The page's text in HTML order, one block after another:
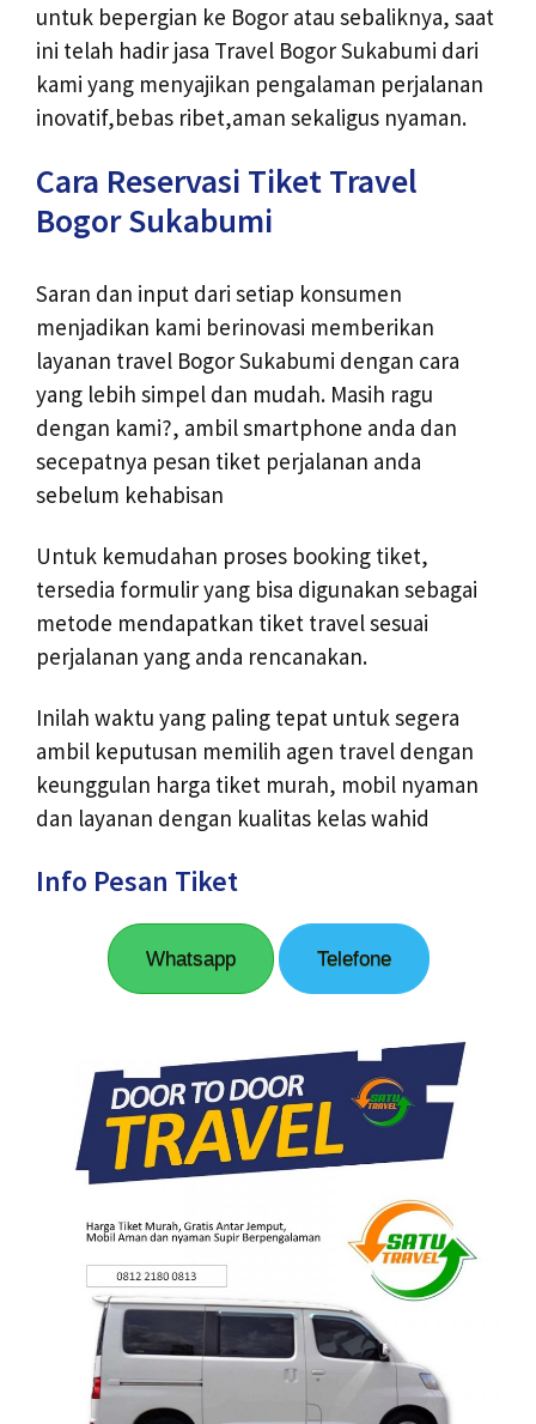
untuk bepergian ke Bogor atau sebaliknya, saat
ini telah hadir jasa Travel Bogor Sukabumi dari
kami yang menyajikan pengalaman perjalanan
inovatif,bebas ribet,aman sekaligus nyaman.
Cara Reservasi Tiket Travel
Bogor Sukabumi
Saran dan input dari setiap konsumen
menjadikan kami berinovasi memberikan
layanan travel Bogor Sukabumi dengan cara
yang lebih simpel dan mudah. Masih ragu
dengan kami?, ambil smartphone anda dan
secepatnya pesan tiket perjalanan anda
sebelum kehabisan
Untuk kemudahan proses booking tiket,
tersedia formulir yang bisa digunakan sebagai
metode mendapatkan tiket travel sesuai
perjalanan yang anda rencanakan.
Inilah waktu yang paling tepat untuk segera
ambil keputusan memilih agen travel dengan
keunggulan harga tiket murah, mobil nyaman
dan layanan dengan kualitas kelas wahid
Info Pesan Tiket
Whatsapp Telefone